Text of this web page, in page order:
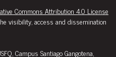
Commons Attribution 4.0 License
visibility, access and dissemination
Campus Santiago Gangotena,